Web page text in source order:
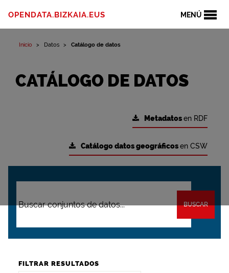
MENÚ
OPENDATA.BIZKAIA.EUS
Inicio Datos Catálogo de datos
CATÁLOGO DE DATOS
Metadatosen RDF
Catálogo datos geográficosen CSW
BUSCAR
FILTRAR RESULTADOS